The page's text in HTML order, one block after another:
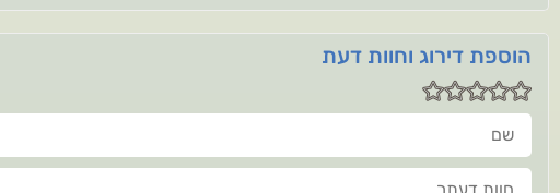
הוספת דירוג וחוות דעת
שם
חוות דעתך